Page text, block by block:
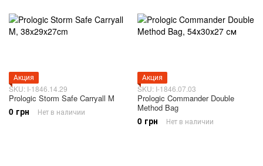
Акция
SKU: I-1846.14.29
Prologic Storm Safe Carryall M
0 грн Нет в наличии
Акция
SKU: I-1846.07.03
Prologic Commander Double
Method Bag
0 грн Нет в наличии